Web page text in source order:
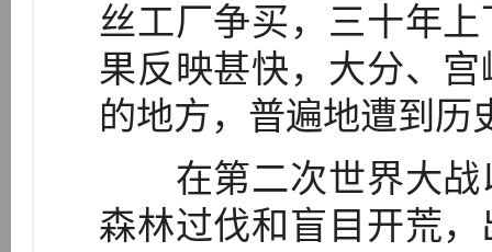
丝工厂争买，三十年
果反映甚快，大分、
的地方，普遍地遭到历
在第二次世界大战
森林过伐和盲目开荒